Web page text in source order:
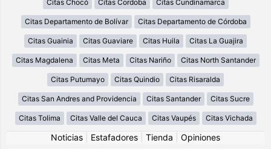
Citas Chocó Citas Cordoba Citas Cundinamarca
Citas Departamento de Bolívar Citas Departamento de Córdoba
Citas Guainia Citas Guaviare Citas Huila Citas La Guajira
Citas Magdalena Citas Meta Citas Nariño Citas North Santander
Citas Putumayo Citas Quindio Citas Risaralda
Citas San Andres and Providencia Citas Santander Citas Sucre
Citas Tolima Citas Valle del Cauca Citas Vaupés Citas Vichada
Noticias Estafadores Tienda
Opiniones